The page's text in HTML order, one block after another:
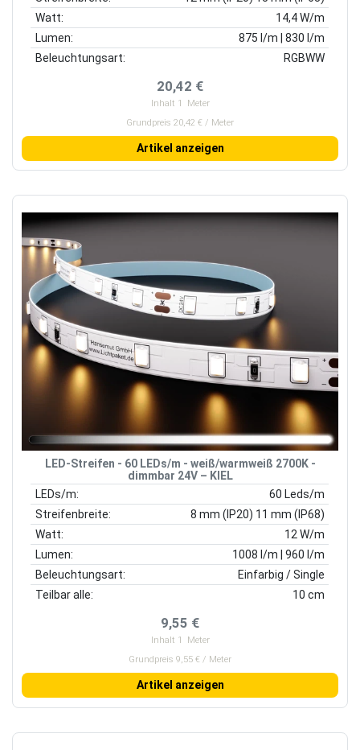
Watt:
14,4 W/m
Lumen:
875 l/m | 830 l/m
Beleuchtungsart:
RGBWW
20,42 €
Inhalt 1
Meter
Grundpreis 20,42 € / Meter
Artikel anzeigen
LED-Streifen - 60 LEDs/m - weiß/warmweiß 2700K -
dimmbar 24V – KIEL
LEDs/m:
60 Leds/m
Streifenbreite:
8 mm (IP20) 11 mm (IP68)
Watt:
12 W/m
Lumen:
1008 l/m | 960 l/m
Beleuchtungsart:
Einfarbig / Single
Teilbar alle:
10 cm
9,55 €
Inhalt 1
Meter
Grundpreis 9,55 € / Meter
Artikel anzeigen